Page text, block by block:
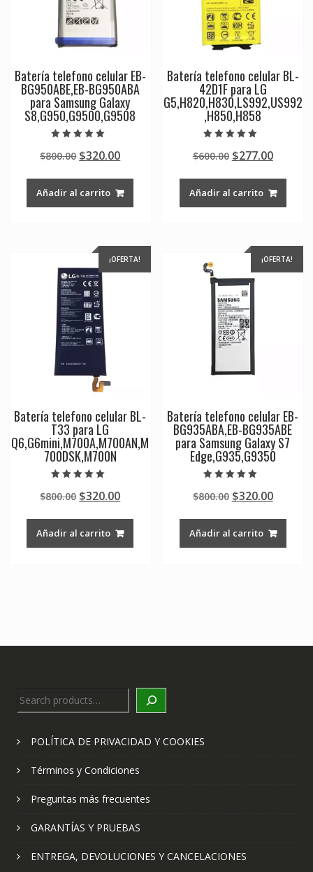
Batería telefono celular EB-
BG950ABE,EB-BG950ABA
para Samsung Galaxy
S8,G950,G9500,G9508
5.00
de 5
$800.00 Original
was:
$800.00.
$320.00Current
$320.00.
Añadir al carrito
Batería telefono celular BL-
42D1F para LG
G5,H820,H830,LS992,US992
,H850,H858
5.00
de 5
$600.00 Original
was:
$600.00.
$277.00
Añadir al carrito
¡OFERTA!
Batería telefono celular BL-
T33 para LG
Q6,G6mini,M700A,M700AN,M
700DSK,M700N
5.00
de 5
$800.00 Original
was:
$800.00.
$320.00Current
$320.00.
Añadir al carrito
¡OFERTA!
Batería telefono celular EB-
BG935ABA,EB-BG935ABE
para Samsung Galaxy S7
Edge,G935,G9350
5.00
de 5
$800.00 Original
was:
$800.00.
$320.00
Añadir al carrito
Search
POLÍTICA DE PRIVACIDAD Y COOKIES
Términos y Condiciones
Preguntas más frecuentes
GARANTÍAS Y PRUEBAS
ENTREGA, DEVOLUCIONES Y CANCELACIONES